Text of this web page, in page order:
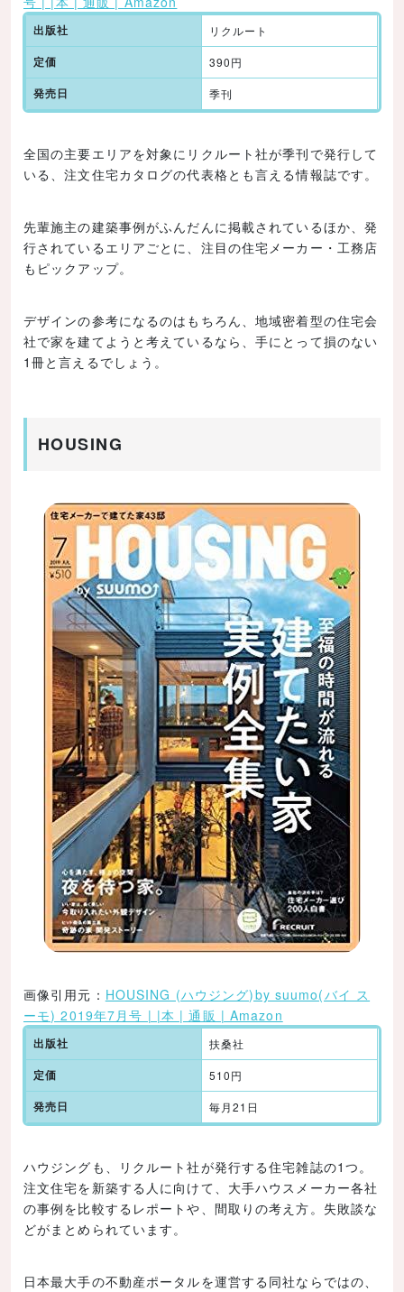
出版社 リクルート
定価 390円
発売日 季刊
全国の主要エリアを対象にリクルート社が季刊で発行して
いる、注文住宅カタログの代表格とも言える情報誌です。
先輩施主の建築事例がふんだんに掲載されているほか、発
行されているエリアごとに、注目の住宅メーカー・工務店
もピックアップ。
デザインの参考になるのはもちろん、地域密着型の住宅会
社で家を建てようと考えているなら、手にとって損のない
1冊と言えるでしょう。
HOUSING
画像引用元： HOUSING (ハウジング)by suumo(バイ ス
ーモ) 2019年7月号 | |本 | 通販 | Amazon
出版社 扶桑社
定価 510円
発売日 毎月21日
ハウジングも、リクルート社が発行する住宅雑誌の1つ。
注文住宅を新築する人に向けて、大手ハウスメーカー各社
の事例を比較するレポートや、間取りの考え方。失敗談な
どがまとめられています。
日本最大手の不動産ポータルを運営する同社ならではの、